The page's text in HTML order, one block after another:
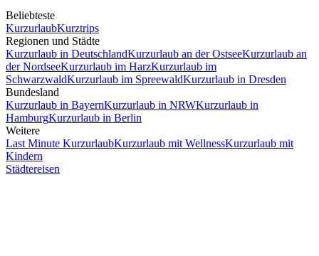
Beliebteste
KurzurlaubKurztrips
Regionen und Städte
Kurzurlaub in DeutschlandKurzurlaub an der OstseeKurzurlaub an
der NordseeKurzurlaub im HarzKurzurlaub im
SchwarzwaldKurzurlaub im SpreewaldKurzurlaub in Dresden
Bundesland
Kurzurlaub in BayernKurzurlaub in NRWKurzurlaub in
HamburgKurzurlaub in Berlin
Weitere
Last Minute KurzurlaubKurzurlaub mit WellnessKurzurlaub mit
Kindern
Städtereisen